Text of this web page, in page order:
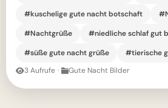
#kuschelige gute nacht botschaft
#Nachtgrüße
#niedliche schlaf gut
#süße gute nacht grüße
#tierische
3 Aufrufe · Gute Nacht Bilder